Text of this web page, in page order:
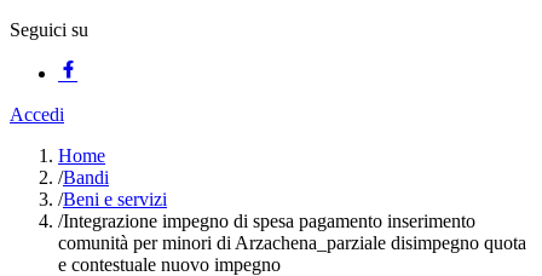
Seguici su
Accedi
Home
/Bandi
/Beni e servizi
/Integrazione impegno di spesa pagamento inserimento
comunità per minori di Arzachena_parziale disimpegno quota
e contestuale nuovo impegno